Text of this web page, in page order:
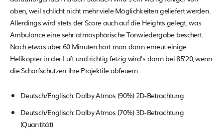
oben, weil schlicht nicht mehr viele Möglichkeiten geliefert werden.
Allerdings wird stets der Score auch auf die Heights gelegt, was
Ambulance eine sehr atmosphärische Tonwiedergabe beschert.
Nach etwas über 60 Minuten hört man dann erneut einige
Helikopter in der Luft und richtig fetzig wird’s dann bei 85’20, wenn
die Scharfschützen ihre Projektile abfeuern.
Deutsch/Englisch: Dolby Atmos (90%) 2D-Betrachtung
Deutsch/Englisch: Dolby Atmos (70%) 3D-Betrachtung
(Quantität)